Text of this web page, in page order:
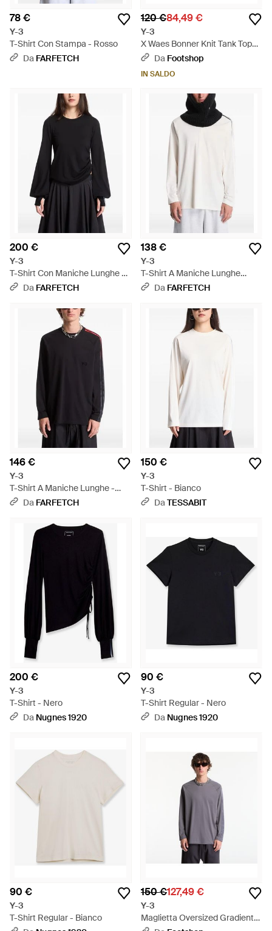
78 €
Y-3
T-Shirt Con Stampa - Rosso
Da FARFETCH
120 €84,49 €
Y-3
X Waes Bonner Knit Tank Top
Back - Nero
Da Footshop
IN SALDO
200 €
Y-3
T-Shirt Con Maniche Lunghe A
Palloncino - Nero
Da FARFETCH
138 €
Y-3
T-Shirt A Maniche Lunghe
Oversize Sfumata A Righe -
Da FARFETCH
146 €
Y-3
T-Shirt A Maniche Lunghe -
NeroDa FARFETCH
150 €
Y-3
T-Shirt - Bianco
DaTESSABIT
200 €
Y-3
T-Shirt - Nero
Da Nugnes 1920
90 €
Y-3
T-Shirt Regular - Nero
Da Nugnes 1920
90 €
Y-3
T-Shirt Regular - Bianco
150 €127,49 €
Y-3
Maglietta Oversized Gradient